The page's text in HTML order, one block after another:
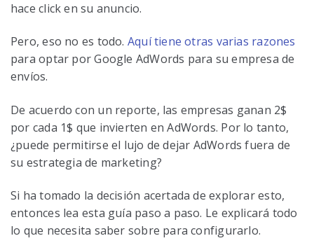
hace click en su anuncio.
Pero, eso no es todo. Aquí tiene otras varias razones
para optar por Google AdWords para su empresa de
envíos.
De acuerdo con un reporte, las empresas ganan 2$
por cada 1$ que invierten en AdWords. Por lo tanto,
¿puede permitirse el lujo de dejar AdWords fuera de
su estrategia de marketing?
Si ha tomado la decisión acertada de explorar esto,
entonces lea esta guía paso a paso. Le explicará todo
lo que necesita saber sobre para configurarlo.